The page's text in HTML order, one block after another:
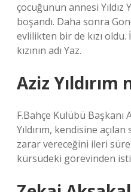
çocuğunun annesi Yıldız
boşandı. Daha sonra
evlilikten bir de kızı
kızının adı Yaz.
Aziz Yıldırım
F.Bahçe Kulübü Başkanı
Yıldırım, kendisine
zarar vereceğini ileri
kürsüdeki görevinden